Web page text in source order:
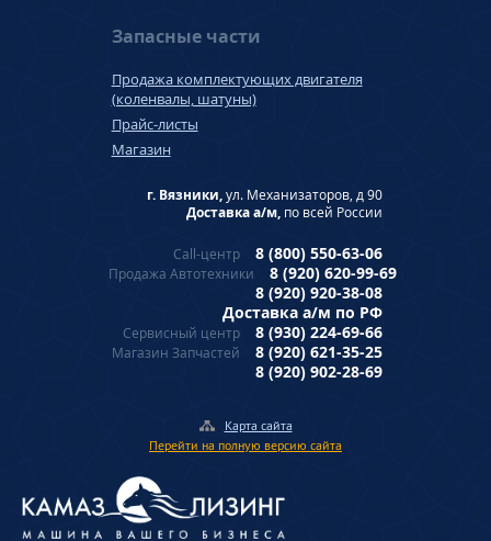
Запасные части
Продажа комплектующих двигателя
(коленвалы, шатуны)
Прайс-листы
Магазин
г. Вязники,ул. Механизаторов, д 90
Доставка а/м, по всей России
Call-центр 8 (800) 550-63-06
Продажа Автотехники
8 (920) 620-99-69
8 (920) 920-38-08
Доставка а/м по РФ
Сервисный центр 8 (930) 224-69-66
Магазин Запчастей
8 (920) 621-35-25
8 (920) 902-28-69
Карта сайта
Перейти на полную версию сайта